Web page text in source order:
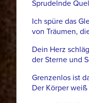
Sprudelnde
Ich spüre das
von Träumen,
Dein Herz
der Sterne und
Grenzenlos ist
Der Körper